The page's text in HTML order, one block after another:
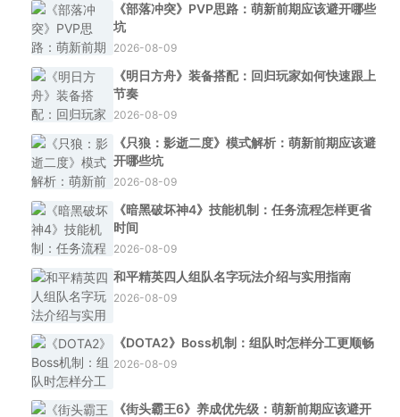
《部落冲突》PVP思路：萌新前期应该避开哪些
坑
2026-08-09
《明日方舟》装备搭配：回归玩家如何快速跟上
节奏
2026-08-09
《只狼：影逝二度》模式解析：萌新前期应该避
开哪些坑
2026-08-09
《暗黑破坏神4》技能机制：任务流程怎样更省
时间
2026-08-09
和平精英四人组队名字玩法介绍与实用指南
2026-08-09
《DOTA2》Boss机制：组队时怎样分工更顺畅
2026-08-09
《街头霸王6》养成优先级：萌新前期应该避开